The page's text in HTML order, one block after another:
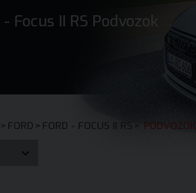
Focus II RS Podvozok
> FORD > FORD - FOCUS II RS > PODVOZOK